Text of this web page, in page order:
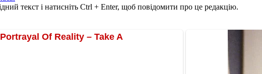
текст і натисніть Ctrl + Enter, щоб повідомити про це редакцію.